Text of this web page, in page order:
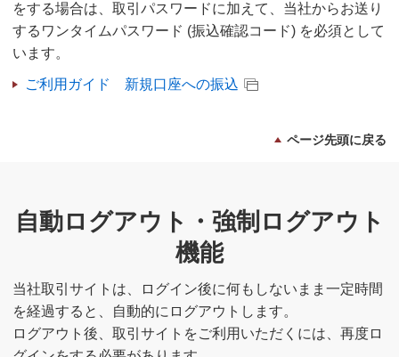
をする場合は、取引パスワードに加えて、当社からお送り
するワンタイムパスワード (振込確認コード) を必須として
います。
ご利用ガイド 新規口座への振込
ページ先頭に戻る
自動ログアウト・強制ログアウト
機能
当社取引サイトは、ログイン後に何もしないまま一定時間
を経過すると、自動的にログアウトします。
ログアウト後、取引サイトをご利用いただくには、再度ロ